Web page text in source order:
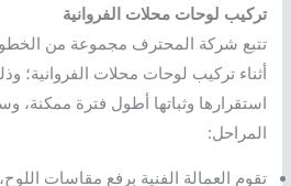
تركيب لوحات محلات الفروانية
تتبع شركة المحترف مجموعة من
أثناء تركيب لوحات محلات الفروانية؛
استقرارها وثباتها أطول فترة ممكنة،
المراحل:
تقوم العمالة الفنية برفع مقاسات